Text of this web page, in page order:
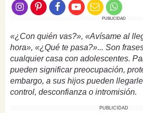
PUBLICIDAD
«¿Con quién vas?», «Avísame al
hora», «¿Qué te pasa?»... Son
cualquier casa con adolescentes.
pueden significar preocupación,
embargo, a sus hijos pueden
control, desconfianza o intromisión.
PUBLICIDAD